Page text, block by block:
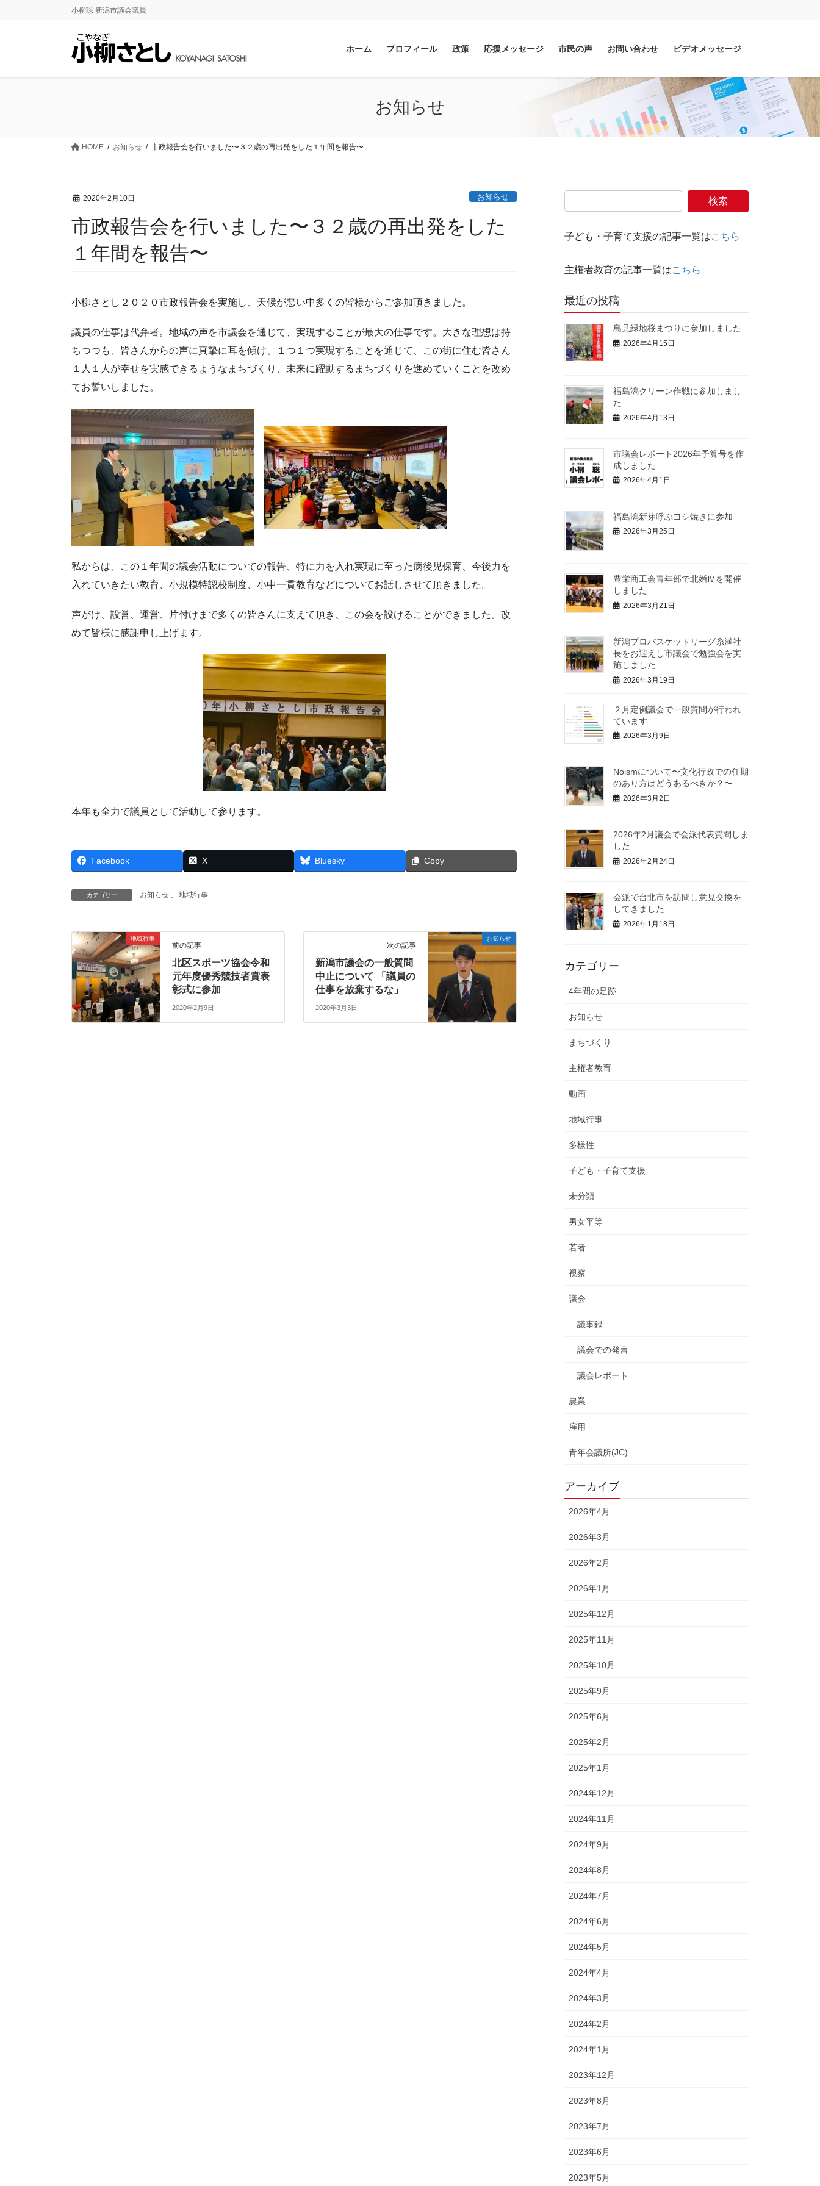
小柳聡 新潟市議会議員
ホーム プロフィール 政策 応援メッセージ 市民の声 お問い合わせ ビデオメッセージ
お知らせ
HOME お知らせ 市政報告会を行いました〜３２歳の再出発をした１年間を報告〜
2020年2月10日 お知らせ
市政報告会を行いました〜３２歳の再出発をした
１年間を報告〜
小柳さとし２０２０市政報告会を実施し、天候が悪い中多くの皆様からご参加頂きました。
議員の仕事は代弁者。地域の声を市議会を通じて、実現することが最大の仕事です。大きな理想は持
ちつつも、皆さんからの声に真摯に耳を傾け、１つ１つ実現することを通じて、この街に住む皆さん
１人１人が幸せを実感できるようなまちづくり、未来に躍動するまちづくりを進めていくことを改め
てお誓いしました。
私からは、この１年間の議会活動についての報告、特に力を入れ実現に至った病後児保育、今後力を
入れていきたい教育、小規模特認校制度、小中一貫教育などについてお話しさせて頂きました。
声がけ、設営、運営、片付けまで多くの皆さんに支えて頂き、この会を設けることができました。改
めて皆様に感謝申し上げます。
本年も全力で議員として活動して参ります。
Facebook X Bluesky Copy
カテゴリー お知らせ 、 地域行事
地域行事
前の記事
北区スポーツ協会令和
元年度優秀競技者賞表
彰式に参加
2020年2月9日
お知らせ
次の記事
新潟市議会の一般質問
中止について 「議員の
仕事を放棄するな」
2020年3月3日
子ども・子育て支援の記事一覧はこちら
主権者教育の記事一覧はこちら
最近の投稿
島見緑地桜まつりに参加しました
2026年4月15日
福島潟クリーン作戦に参加しまし
た
2026年4月13日
市議会レポート2026年予算号を作
成しました
2026年4月1日
福島潟新芽呼ぶヨシ焼きに参加
2026年3月25日
豊栄商工会青年部で北婚Ⅳを開催
しました
2026年3月21日
新潟プロバスケットリーグ糸満社
長をお迎えし市議会で勉強会を実
施しました
2026年3月19日
２月定例議会で一般質問が行われ
ています
2026年3月9日
Noismについて〜文化行政での任期
のあり方はどうあるべきか？〜
2026年3月2日
2026年2月議会で会派代表質問しま
した
2026年2月24日
会派で台北市を訪問し意見交換を
してきました
2026年1月18日
カテゴリー
4年間の足跡
お知らせ
まちづくり
主権者教育
動画
地域行事
多様性
子ども・子育て支援
未分類
男女平等
若者
視察
議会
議事録
議会での発言
議会レポート
農業
雇用
青年会議所(JC)
アーカイブ
2026年4月
2026年3月
2026年2月
2026年1月
2025年12月
2025年11月
2025年10月
2025年9月
2025年6月
2025年2月
2025年1月
2024年12月
2024年11月
2024年9月
2024年8月
2024年7月
2024年6月
2024年5月
2024年4月
2024年3月
2024年2月
2024年1月
2023年12月
2023年8月
2023年7月
2023年6月
2023年5月